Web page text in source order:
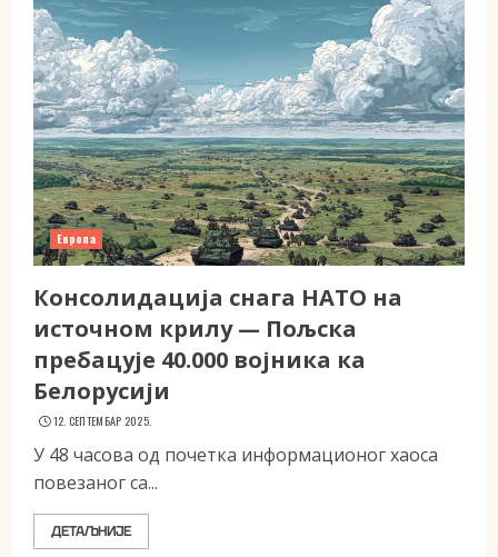
Европа
Консолидација снага НАТО на
источном крилу — Пољска
пребацује 40.000 војника ка
Белорусији
12. СЕПТЕМБАР 2025.
У 48 часова од почетка информационог хаоса
повезаног са...
ДЕТАЉНИЈЕ